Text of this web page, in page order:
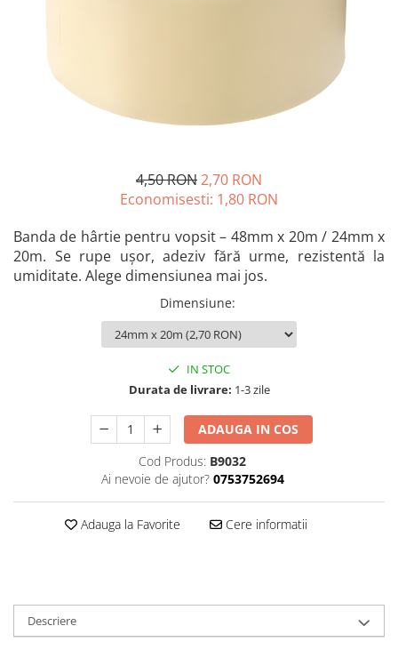
Nivele cu bulă
Nivelă laser
Accesorii pentru drujbă
Grătare și accesorii
Instalații sanitare
Mașină de tocat carne
Oale și vase de gătit
Pistol pentru vopsit
Presostate/Regulatoare de
Rindele electrice
Accesorii rindele
4,50 RON2,70 RON
Economisesti: 1,80 RON
Banda de hârtie pentru vopsit – 48mm x 20m / 24mm x
20m. Se rupe ușor, adeziv fără urme, rezistentă la
umiditate. Alege dimensiunea mai jos.
Dimensiune:
IN STOC
Durata de livrare: 1-3 zile
ADAUGA IN COS
Cod Produs: B9032
Ai nevoie de ajutor? 0753752694
Adauga la Favorite Cere informatii
Descriere